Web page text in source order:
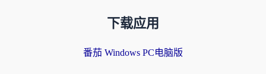
下载应用
番茄 Windows PC电脑版